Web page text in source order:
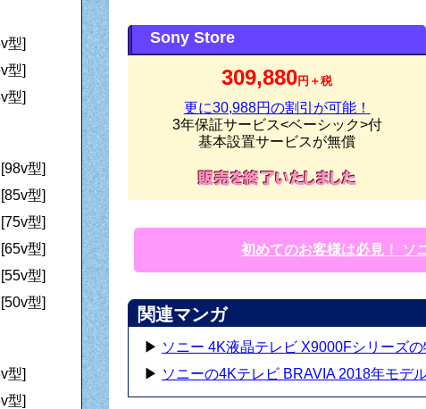
Sony Store
309,880円＋税
更に30,988円の割引が可能！
3年保証サービス<ベーシック>付
基本設置サービスが無償
初めてのお客様は必見！ ソ
関連マンガ
▶ ソニー 4K液晶テレビ X9000Fシリーズ
▶ ソニーの4Kテレビ BRAVIA 2018年モデ
型]
型]
型]
[98v型]
[85v型]
[75v型]
[65v型]
[55v型]
[50v型]
型]
型]